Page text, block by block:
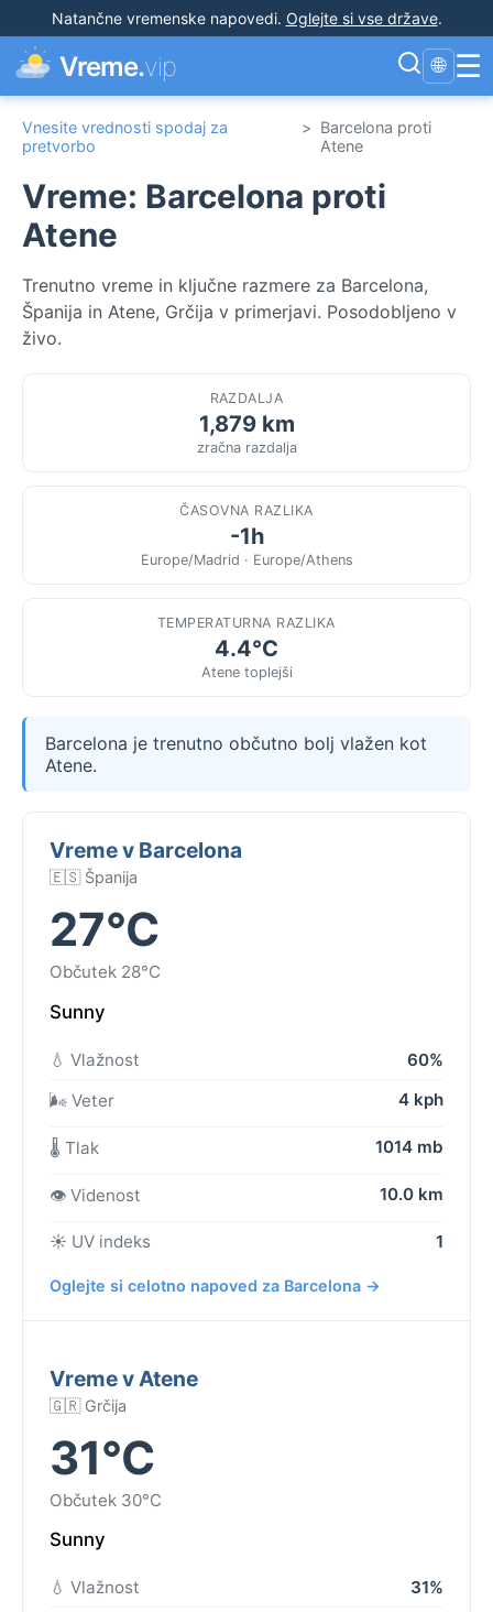
Natančne vremenske napovedi. Oglejte si vse države.
Vreme.vip 🌐 ☰
Vnesite vrednosti spodaj za
pretvorbo
> Barcelona proti
Atene
Vreme: Barcelona proti
Atene
Trenutno vreme in ključne razmere za Barcelona,
Španija in Atene, Grčija v primerjavi. Posodobljeno v
živo.
RAZDALJA
1,879 km
zračna razdalja
ČASOVNA RAZLIKA
-1h
Europe/Madrid · Europe/Athens
TEMPERATURNA RAZLIKA
4.4°C
Atene toplejši
Barcelona je trenutno občutno bolj vlažen kot
Atene.
Vreme v Barcelona
🇪🇸 Španija
27°C
Občutek 28°C
Sunny
💧 Vlažnost
60%
🌬️ Veter
4 kph
🌡️ Tlak 1014 mb
👁️ Videnost 10.0 km
☀️ UV indeks 1
Oglejte si celotno napoved za Barcelona →
Vreme v Atene
🇬🇷 Grčija
31°C
Občutek 30°C
Sunny
💧 Vlažnost
31%